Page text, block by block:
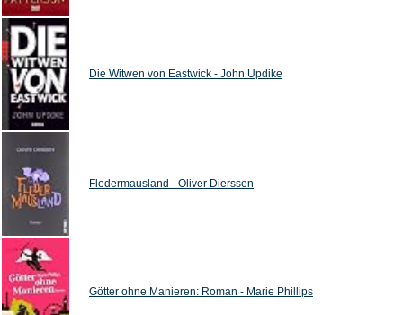
Die Witwen von Eastwick - John Updike
Fledermausland - Oliver Dierssen
Götter ohne Manieren: Roman - Marie Phillips